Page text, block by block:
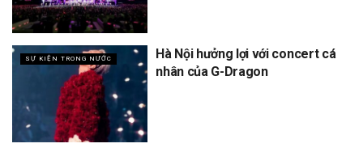
SỰ KIỆN TRONG NƯỚC
Hà Nội hưởng lợi với concert cá
nhân của G-Dragon